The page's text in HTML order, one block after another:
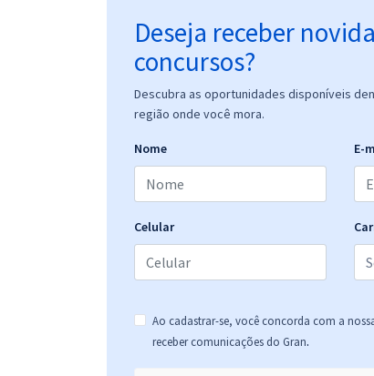
Deseja receber
concursos?
Descubra as oportunidades disponíveis
região onde você mora.
Nome E-
Celular
Ao cadastrar-se, você concorda com a
receber comunicações do Gran.